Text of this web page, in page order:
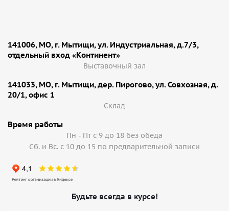
141006, МО, г. Мытищи, ул. Индустриальная, д.7/3,
отдельный вход «Континент»
Выставочный зал
141033, МО, г. Мытищи, дер. Пирогово, ул. Совхозная, д.
20/1, офис 1
Cклад
Время работы
Пн - Пт с 9 до 18 без обеда
Сб. и Вс. с 10 до 15 по предварительной записи
Будьте всегда в курсе!